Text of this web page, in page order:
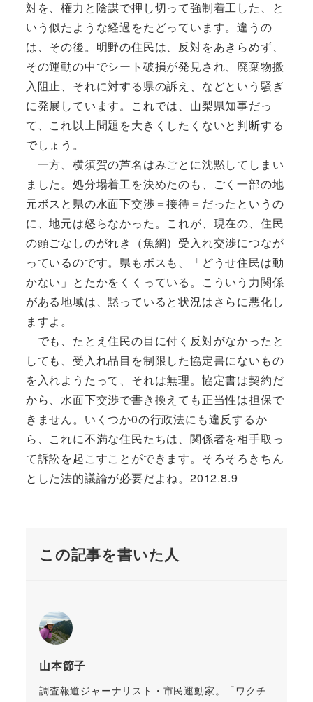
対を、権力と陰謀で押し切って強制着工した、と
いう似たような経過をたどっています。違うの
は、その後。明野の住民は、反対をあきらめず、
その運動の中でシート破損が発見され、廃棄物搬
入阻止、それに対する県の訴え、などという騒ぎ
に発展しています。これでは、山梨県知事だっ
て、これ以上問題を大きくしたくないと判断する
でしょう。
一方、横須賀の芦名はみごとに沈黙してしまい
ました。処分場着工を決めたのも、ごく一部の地
元ボスと県の水面下交渉＝接待＝だったというの
に、地元は怒らなかった。これが、現在の、住民
の頭ごなしのがれき（魚網）受入れ交渉につなが
っているのです。県もボスも、「どうせ住民は動
かない」とたかをくくっている。こういう力関係
がある地域は、黙っていると状況はさらに悪化し
ますよ。
でも、たとえ住民の目に付く反対がなかったと
しても、受入れ品目を制限した協定書にないもの
を入れようたって、それは無理。協定書は契約だ
から、水面下交渉で書き換えても正当性は担保で
きません。いくつか0の行政法にも違反するか
ら、これに不満な住民たちは、関係者を相手取っ
て訴訟を起こすことができます。そろそろきちん
とした法的議論が必要だよね。2012.8.9
この記事を書いた人
山本節子
調査報道ジャーナリスト・市民運動家。「ワクチ